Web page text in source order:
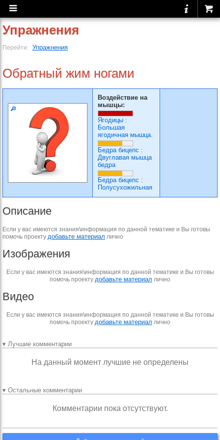
Упражнения
Перейти: Упражнения
Обратный жим ногами
Воздействие на
мышцы:
Ягодицы :
Большая
ягодичная мышца.
Бедра бицепс :
Двуглавая мышца
бедра
Бедра бицепс :
Полусухожильная
Описание
Если у вас имеются знания\информация по данной тематике и Вы готовы
помочь проекту добавьте материал лично
Изображения
Если у вас имеются знания\информация по данной тематике и Вы готовы
помочь проекту добавьте материал лично
Видео
Если у вас имеются знания\информация по данной тематике и Вы готовы
помочь проекту добавьте материал лично
▾ Лучшие комментарии
На данный момент лучшие не определены
▾ Остальные комментарии
Комментарии пока отсутствуют.